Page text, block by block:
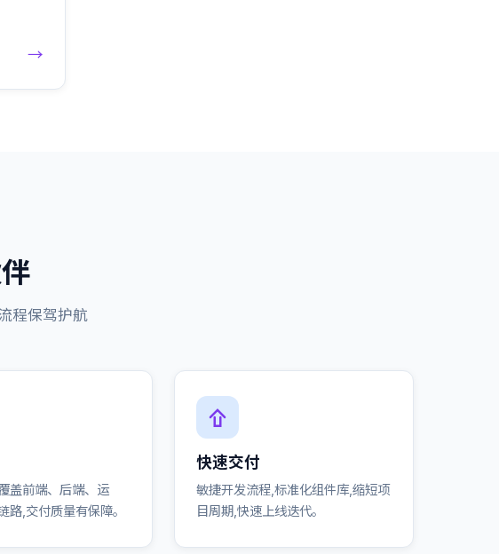
→
程保驾护航
盖前端、后端、运
路,交付质量有保障。
快速交付
敏捷开发流程,标准化组件库,缩短项
目周期,快速上线迭代。